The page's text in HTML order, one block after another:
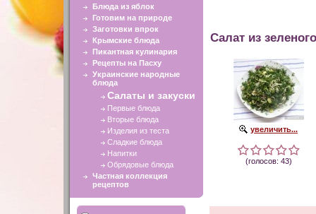
Блюда из яблок
Готовим на природе
Заготовки впрок
Крымские блюда
Пикантная кулинария
Рецепты на Пасху
Украинские народные
блюда
Салаты и закуски
Первые блюда
Вторые блюда
Изделия из теста
Сладкие блюда
Напитки
Обрядовые блюда
Частная коллекция
рецептов
Салат из
увеличить...
(голосов: 43)